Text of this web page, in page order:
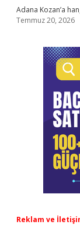
Adana Kozan’a
Temmuz 20, 2026
Reklam ve